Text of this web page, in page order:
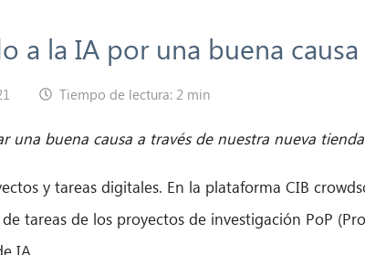
a la IA por una buena causa
Tiempo de lectura: 2 min
una buena causa a través de nuestra nueva
y tareas digitales. En la plataforma CIB
tareas de los proyectos de investigación PoP
IA.